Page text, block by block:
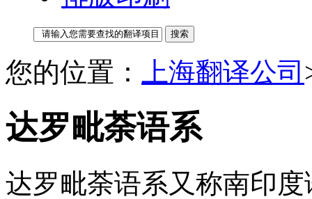
您的位置： 上海翻译公司
达罗毗荼语系
达罗毗荼语系又称南印